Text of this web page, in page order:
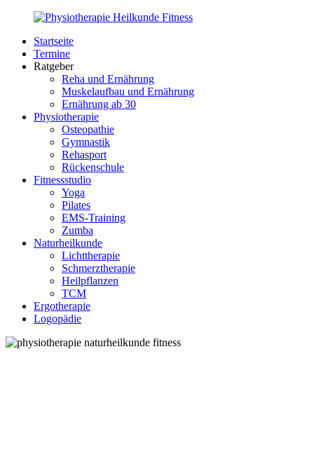
Zurück
Inhalt
PhysioMed-
Fit.de
Gesundheit
Startseite
Termine
Ratgeber
Reha und Ernährung
Muskelaufbau und Ernährung
Ernährung ab 30
Physiotherapie
Osteopathie
Gymnastik
Rehasport
Rückenschule
Fitnessstudio
Yoga
Pilates
EMS-Training
Zumba
Naturheilkunde
Lichttherapie
Schmerztherapie
Heilpflanzen
TCM
Ergotherapie
Logopädie